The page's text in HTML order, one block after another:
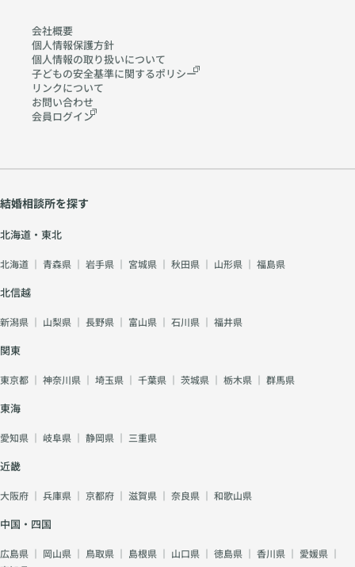
会社概要
個人情報保護方針
個人情報の取り扱いについて
子どもの安全基準に関するポリシー
リンクについて
お問い合わせ
会員ログイン
結婚相談所を探す
北海道・東北
北海道 ｜ 青森県 ｜ 岩手県 ｜ 宮城県 ｜ 秋田県 ｜ 山形県 ｜ 福島県
北信越
新潟県 ｜ 山梨県 ｜ 長野県 ｜ 富山県 ｜ 石川県 ｜ 福井県
関東
東京都 ｜ 神奈川県 ｜ 埼玉県 ｜ 千葉県 ｜ 茨城県 ｜ 栃木県 ｜ 群馬県
東海
愛知県 ｜ 岐阜県 ｜ 静岡県 ｜ 三重県
近畿
大阪府 ｜ 兵庫県 ｜ 京都府 ｜ 滋賀県 ｜ 奈良県 ｜ 和歌山県
中国・四国
広島県 ｜ 岡山県 ｜ 鳥取県 ｜ 島根県 ｜ 山口県 ｜ 徳島県 ｜ 香川県 ｜ 愛媛県 ｜